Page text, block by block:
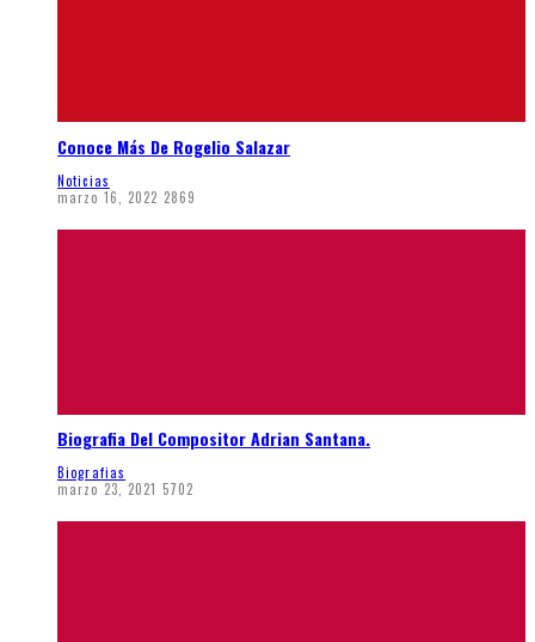
Conoce Más De Rogelio Salazar
Noticias
marzo 16, 2022 2869
Biografia Del Compositor Adrian Santana.
Biografias
marzo 23, 2021 5702